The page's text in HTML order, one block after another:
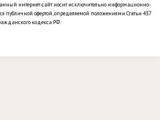
интернет-сайт носит исключительно информационно-
публичной офертой, определяемой положениями Статьи 437
кодекса РФ.